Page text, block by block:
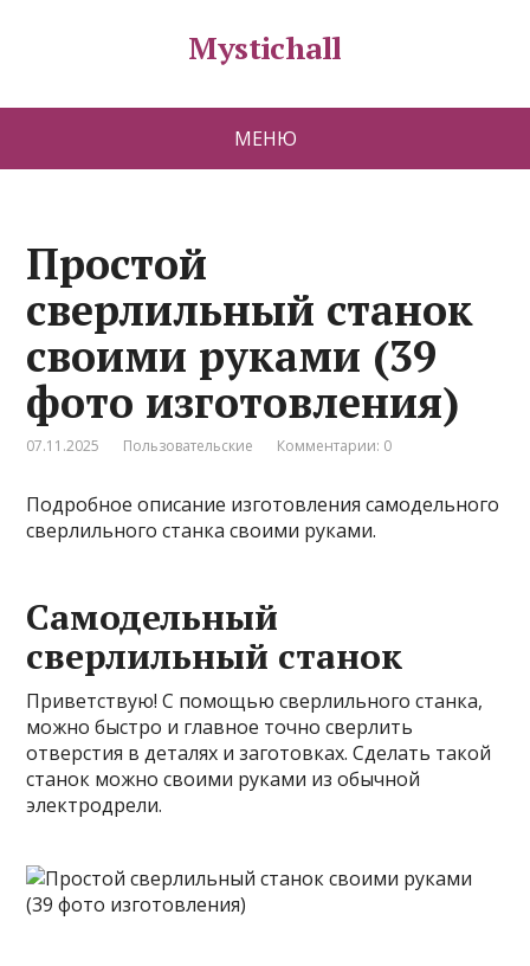
Mystichall
МЕНЮ
Простой
сверлильный станок
своими руками (39
фото изготовления)
07.11.2025 Пользовательские Комментарии: 0
Подробное описание изготовления самодельного
сверлильного станка своими руками.
Самодельный
сверлильный станок
Приветствую! С помощью сверлильного станка,
можно быстро и главное точно сверлить
отверстия в деталях и заготовках. Сделать такой
станок можно своими руками из обычной
электродрели.